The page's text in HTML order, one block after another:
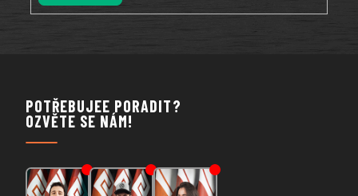
POTŘEBUJEE PORADIT?
OZVĚTE SE NÁM!